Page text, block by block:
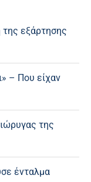
εξάρτησης
– Που είχαν
της
ένταλμα